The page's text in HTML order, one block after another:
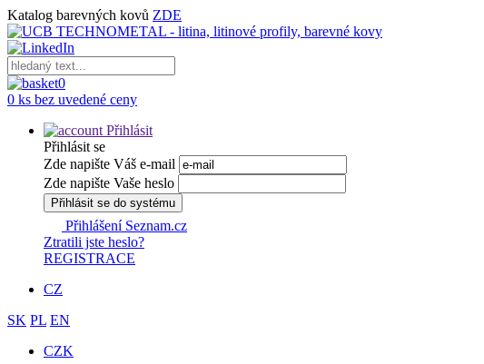
Katalog barevných kovů ZDE
0
0 ks bez uvedené ceny
Přihlásit
Přihlásit se
Zde napište Váš e-mail
Zde napište Vaše heslo
Přihlásit se do systému
Přihlášení Seznam.cz
Ztratili jste heslo?
REGISTRACE
CZ
SK PL EN
CZK